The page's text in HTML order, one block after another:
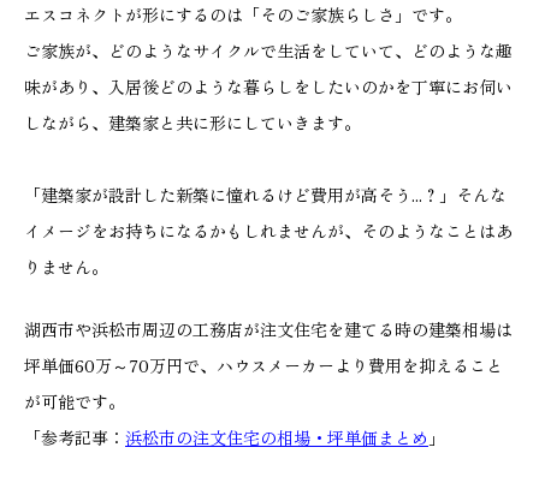
エスコネクトが形にするのは「そのご家族らしさ」です。
ご家族が、どのようなサイクルで生活をしていて、どのような趣
味があり、入居後どのような暮らしをしたいのかを丁寧にお伺い
しながら、建築家と共に形にしていきます。
「建築家が設計した新築に憧れるけど費用が高そう...？」そんな
イメージをお持ちになるかもしれませんが、そのようなことはあ
りません。
湖西市や浜松市周辺の工務店が注文住宅を建てる時の建築相場は
坪単価60万～70万円で、ハウスメーカーより費用を抑えること
が可能です。
「参考記事： 浜松市の注文住宅の相場・坪単価まとめ 」